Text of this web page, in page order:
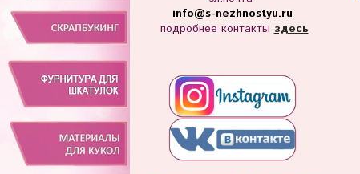
info@s-nezhnostyu.ru
подробнее контакты здесь